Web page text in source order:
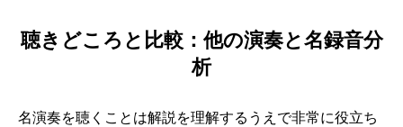
聴きどころと比較：他の演奏と名録音分
析
名演奏を聴くことは解説を理解するうえで非常に役立ち